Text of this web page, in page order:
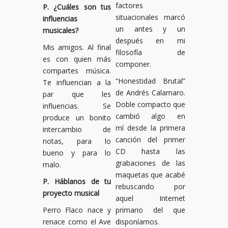
P. ¿Cuáles son tus
influencias
musicales?
Mis amigos. Al final
es con quien más
compartes música.
Te influencian a la
par que les
influencias. Se
produce un bonito
intercambio de
notas, para lo
bueno y para lo
malo.
P. Háblanos de tu
proyecto musical
Perro Flaco nace y
renace como el Ave
factores
situacionales marcó
un antes y un
después en mi
filosofía de
componer.
“Honestidad Brutal”
de Andrés Calamaro.
Doble compacto que
cambió algo en
mí desde la primera
canción del primer
CD hasta las
grabaciones de las
maquetas que acabé
rebuscando por
aquel Internet
primario del que
disponíamos.